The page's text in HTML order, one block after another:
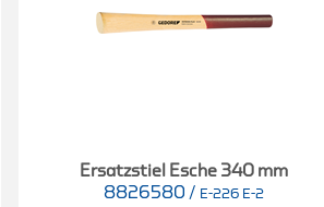
Ersatzstiel Esche 340 mm
8826580 / E-226 E-2